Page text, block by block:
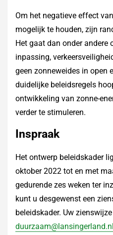
Om het negatieve effect
mogelijk te houden, zijn
Het gaat dan onder andere
inpassing,
geen zonneweides in open
duidelijke beleidsregels
ontwikkeling van zonne-
verder te stimuleren.
Inspraak
Het ontwerp beleidskader
oktober 2022 tot en met
gedurende zes weken ter
kunt u desgewenst een
beleidskader. Uw
duurzaam@lansingerland.nl